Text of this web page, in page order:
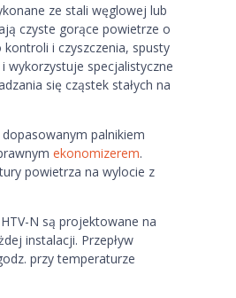
ze stali węglowej lub
czyste gorące powietrze o
i czyszczenia, spusty
wykorzystuje specjalistyczne
się cząstek stałych na
palnikiem
ekonomizerem.
powietrza na wylocie z
N są projektowane na
instalacji. Przepływ
przy temperaturze